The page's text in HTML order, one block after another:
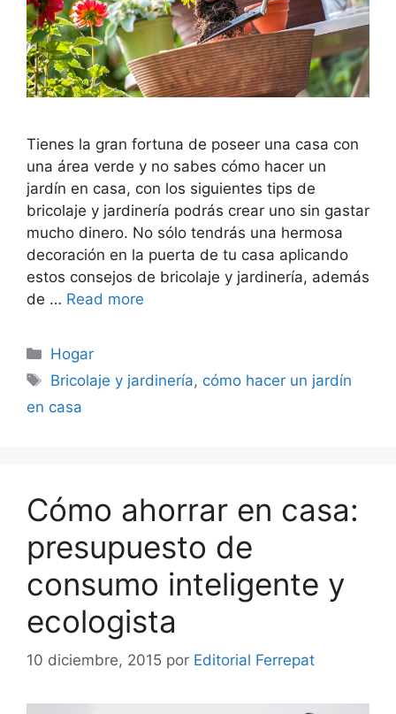
Tienes la gran fortuna de poseer una casa con
una área verde y no sabes cómo hacer un
jardín en casa, con los siguientes tips de
bricolaje y jardinería podrás crear uno sin gastar
mucho dinero. No sólo tendrás una hermosa
decoración en la puerta de tu casa aplicando
estos consejos de bricolaje y jardinería, además
de … Read more
Categorías
Hogar
Etiquetas
Bricolaje y jardinería, cómo hacer un jardín
en casa
Cómo ahorrar en casa:
presupuesto de
consumo inteligente y
ecologista
10 diciembre, 2015 por Editorial Ferrepat